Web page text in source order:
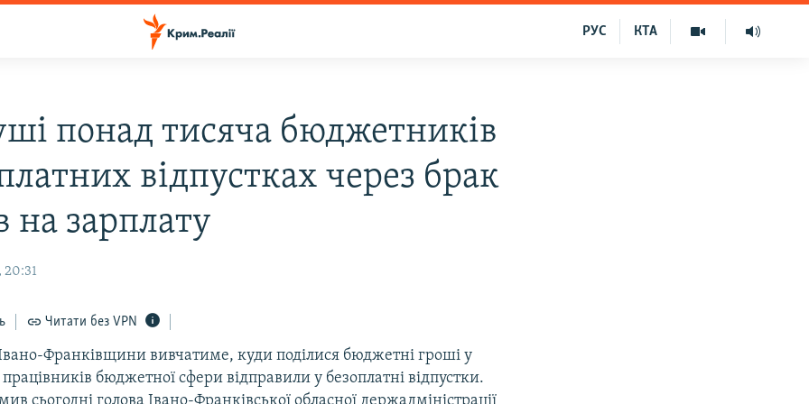
КТА
РУС
понад тисяча бюджетників
відпустках через брак
на зарплату
20:31
Читати без VPN
Франківщини вивчатиме, куди поділися бюджетні гроші у
бюджетної сфери відправили у безоплатні відпустки.